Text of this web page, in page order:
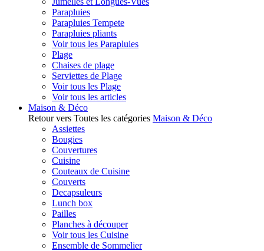
Parapluies
Parapluies Tempete
Parapluies pliants
Voir tous les Parapluies
Plage
Chaises de plage
Serviettes de Plage
Voir tous les Plage
Voir tous les articles
Maison & Déco
Retour vers Toutes les catégories Maison & Déco
Assiettes
Bougies
Couvertures
Cuisine
Couteaux de Cuisine
Couverts
Decapsuleurs
Lunch box
Pailles
Planches à découper
Voir tous les Cuisine
Ensemble de Sommelier